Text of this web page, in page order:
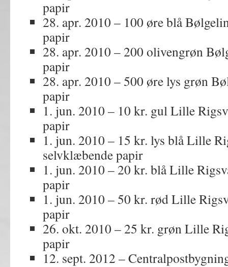
papir
28. apr. 2010 – 100 øre blå
papir
28. apr. 2010 – 200 olivengrøn
papir
28. apr. 2010 – 500 øre lys grøn
papir
1. jun. 2010 – 10 kr. gul Lille
papir
1. jun. 2010 – 15 kr. lys blå Lille
selvklæbende papir
1. jun. 2010 – 20 kr. blå Lille
papir
1. jun. 2010 – 50 kr. rød Lille
papir
26. okt. 2010 – 25 kr. grøn Lille
papir
12. sept. 2012 –